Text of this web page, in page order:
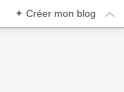
+ Créer mon blog